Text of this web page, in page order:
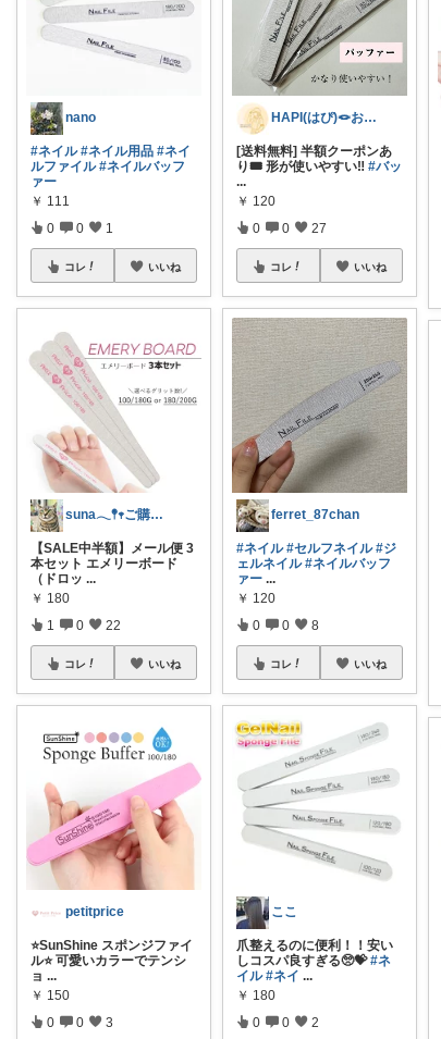
nano
#ネイル #ネイル用品 #ネイ
ルファイル #ネイルバッフ
ァー
￥ 111
0 0 1
コレ いいね
suna𓂃𖤥𖥧ご購入感謝´`*
【SALE中半額】メール便 3
本セット エメリーボード
（ドロッ ...
￥ 180
1 0 22
コレ いいね
petitprice
⭐SunShine スポンジファイ
ル⭐ 可愛いカラーでテンシ
ョ ...
￥ 150
0 0 3
HAPI(はぴ)🪢おすすめ発信中📣
[送料無料] 半額クーポンあ
り🎟 形が使いやすい‼️#バッ
...
￥ 120
0 0 27
コレ いいね
ferret_87chan
#ネイル #セルフネイル #ジ
ェルネイル #ネイルバッフ
ァー ...
￥ 120
0 0 8
コレ いいね
ここ
爪整えるのに便利！！安い
しコスパ良すぎる🥺💝#ネ
イル #ネイ ...
￥ 180
0 0 2